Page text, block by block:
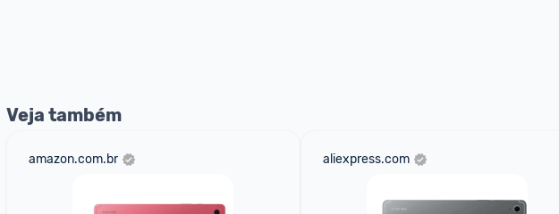
Veja também
amazon.com.br aliexpress.com